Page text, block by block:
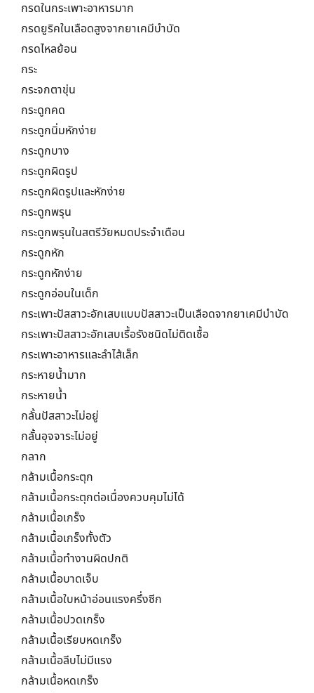
กรดในกระเพาะอาหารมาก
กรดยูริคในเลือดสูงจากยาเคมีบำบัด
กรดไหลย้อน
กระ
กระจกตาขุ่น
กระดูกคด
กระดูกนิ่มหักง่าย
กระดูกบาง
กระดูกผิดรูป
กระดูกผิดรูปและหักง่าย
กระดูกพรุน
กระดูกพรุนในสตรีวัยหมดประจำเดือน
กระดูกหัก
กระดูกหักง่าย
กระดูกอ่อนในเด็ก
กระเพาะปัสสาวะอักเสบแบบปัสสาวะเป็นเลือดจากยาเคมีบำบัด
กระเพาะปัสสาวะอักเสบเรื้อรังชนิดไม่ติดเชื้อ
กระเพาะอาหารและลำไส้เล็ก
กระหายน้ำมาก
กระหายน้ำ
กลั้นปัสสาวะไม่อยู่
กลั้นอุจจาระไม่อยู่
กลาก
กล้ามเนื้อกระตุก
กล้ามเนื้อกระตุกต่อเนื่องควบคุมไม่ได้
กล้ามเนื้อเกร็ง
กล้ามเนื้อเกร็งทั้งตัว
กล้ามเนื้อทำงานผิดปกติ
กล้ามเนื้อบาดเจ็บ
กล้ามเนื้อใบหน้าอ่อนแรงครึ่งซีก
กล้ามเนื้อปวดเกร็ง
กล้ามเนื้อเรียบหดเกร็ง
กล้ามเนื้อลีบไม่มีแรง
กล้ามเนื้อหดเกร็ง